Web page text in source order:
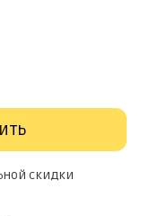
скидки